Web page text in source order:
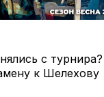
с турнира?
к Шелехову